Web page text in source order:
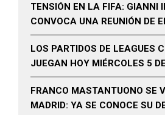
TENSIÓN EN LA FIFA: GIANNI
CONVOCA UNA REUNIÓN DE
LOS PARTIDOS DE LEAGUES
JUEGAN HOY MIÉRCOLES 5
FRANCO MASTANTUONO SE
MADRID: YA SE CONOCE SU